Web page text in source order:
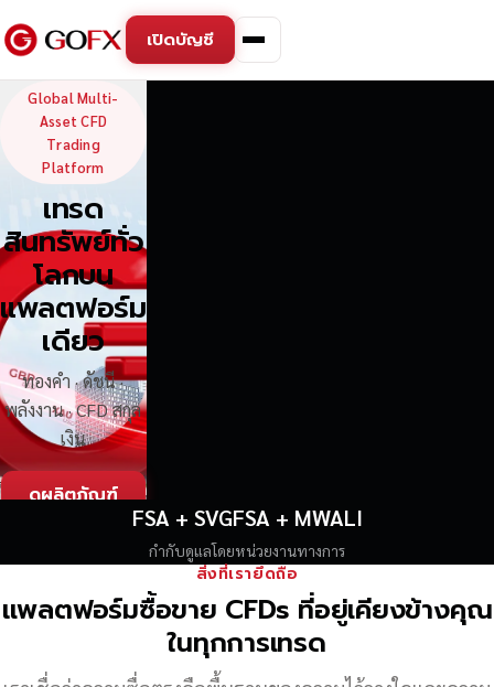
เปิดบัญชี
GoFX — Global Multi-
Global Multi-
Asset CFD
Trading
Platform
เทรด
สินทรัพย์ทั่ว
โลกบน
แพลตฟอร์ม
เดียว
ทองคำ · ดัชนี ·
พลังงาน · CFD สกุล
เงิน
ดูผลิตภัณฑ์
FSA + SVGFSA + MWALI
กำกับดูแลโดยหน่วยงานทางการ
สิ่งที่เรายึดถือ
แพลตฟอร์มซื้อขาย CFDs ที่อยู่เคียงข้างคุณ
ในทุกการเทรด